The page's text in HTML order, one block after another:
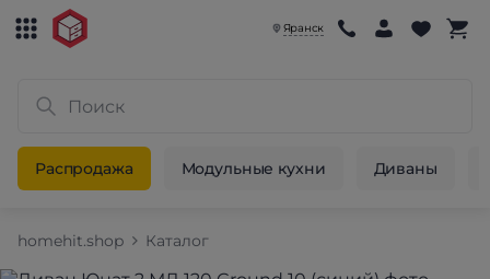
Яранск
Распродажа Модульные кухни Диваны
homehit.shop Каталог